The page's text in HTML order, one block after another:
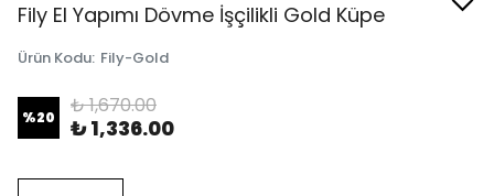
Fily El Yapımı Dövme İşçilikli Gold Küpe
Ürün Kodu: Fily-Gold
%20 ₺ 1,670.00
₺ 1,336.00